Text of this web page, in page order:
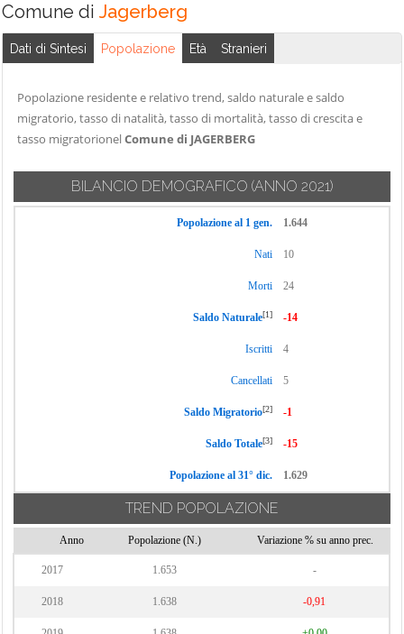
Comune di Jagerberg
Dati di Sintesi Popolazione Età Stranieri
Popolazione residente e relativo trend, saldo naturale e saldo
migratorio, tasso di natalità, tasso di mortalità, tasso di crescita e
tasso migratorionelComune di JAGERBERG
BILANCIO DEMOGRAFICO (ANNO 2021)
Popolazione al 1 gen. 1.644
Nati 10
Morti 24
Saldo Naturale[1] -14
Iscritti 4
Cancellati 5
Saldo Migratorio[2] -1
Saldo Totale[3] -15
Popolazione al 31° dic. 1.629
TREND POPOLAZIONE
Anno Popolazione (N.) Variazione % su anno prec.
2017 1.653 -
2018 1.638 -0,91